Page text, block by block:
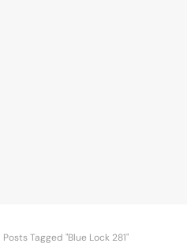
Posts Tagged "Blue Lock 281"